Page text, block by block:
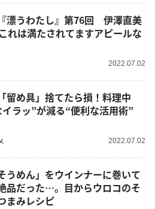
漂うわたし』第76回 伊澤直美
れは満たされてますアピールな
2022.07.02
留め具」捨てたら損！料理中
ラッ”が減る“便利な活用術”
2022.07.02
うめん」をウインナーに巻いて
品だった…。目からウロコのそ
まみレシピ